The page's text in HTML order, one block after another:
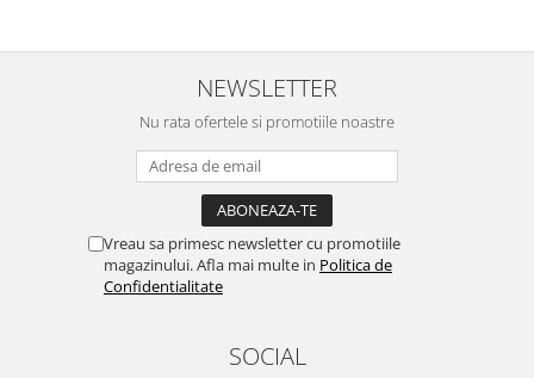
NEWSLETTER
Nu rata ofertele si promotiile noastre
Vreau sa primesc newsletter cu promotiile
magazinului. Afla mai multe in Politica de
Confidentialitate
SOCIAL